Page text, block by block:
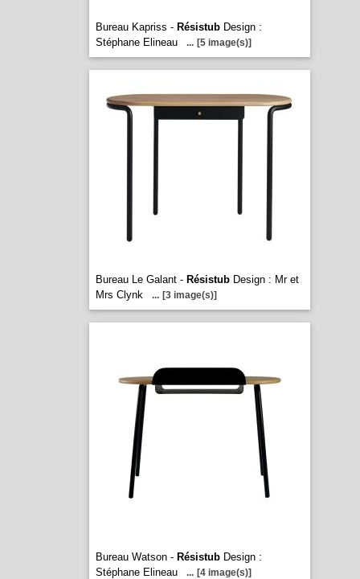
Bureau Kapriss - RésistubDesign :
Stéphane Elineau
... [5 image(s)]
Bureau Le Galant - RésistubDesign : Mr et
Mrs Clynk
... [3 image(s)]
Bureau Watson - RésistubDesign :
Stéphane Elineau
... [4 image(s)]